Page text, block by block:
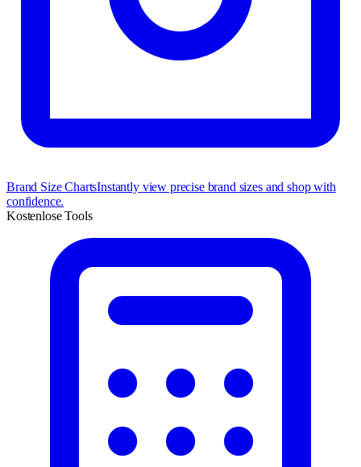
Brand Size ChartsInstantly view precise brand sizes and shop with
confidence.
Kostenlose Tools